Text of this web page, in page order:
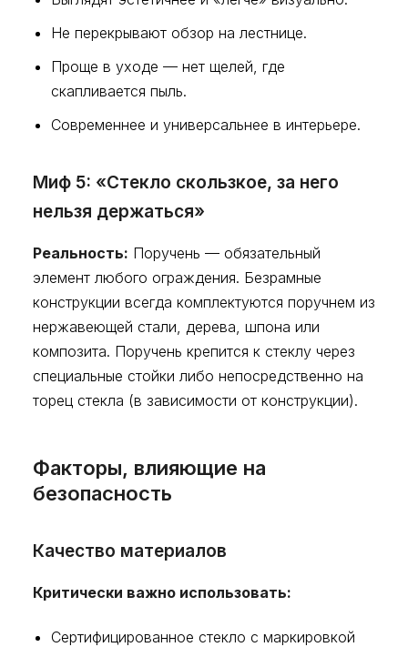
Не перекрывают обзор на лестнице.
Проще в уходе — нет щелей, где
скапливается пыль.
Современнее и универсальнее в интерьере.
Миф 5: «Стекло скользкое, за него
нельзя держаться»
Реальность: Поручень — обязательный
элемент любого ограждения. Безрамные
конструкции всегда комплектуются поручнем из
нержавеющей стали, дерева, шпона или
композита. Поручень крепится к стеклу через
специальные стойки либо непосредственно на
торец стекла (в зависимости от конструкции).
Факторы, влияющие на
безопасность
Качество материалов
Критически важно использовать:
Сертифицированное стекло с маркировкой